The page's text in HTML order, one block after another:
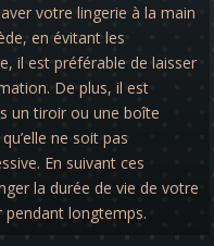
votre lingerie à la main
en évitant les
il est préférable de laisser
De plus, il est
un tiroir ou une boîte
ne soit pas
En suivant ces
la durée de vie de votre
longtemps.